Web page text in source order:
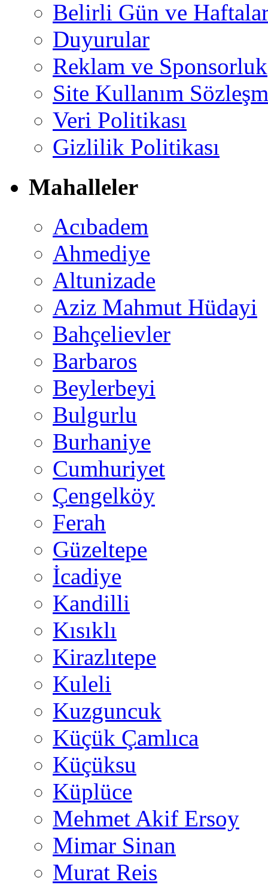
Belirli Gün ve
Duyurular
Reklam ve Sponsorluk
Site Kullanım
Veri Politikası
Gizlilik Politikası
Mahalleler
Acıbadem
Ahmediye
Altunizade
Aziz Mahmut Hüdayi
Bahçelievler
Barbaros
Beylerbeyi
Bulgurlu
Burhaniye
Cumhuriyet
Çengelköy
Ferah
Güzeltepe
İcadiye
Kandilli
Kısıklı
Kirazlıtepe
Kuleli
Kuzguncuk
Küçük Çamlıca
Küçüksu
Küplüce
Mehmet Akif Ersoy
Mimar Sinan
Murat Reis